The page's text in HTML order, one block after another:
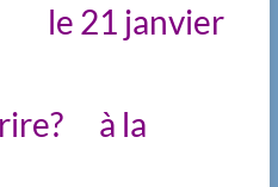
21 janvier
à la